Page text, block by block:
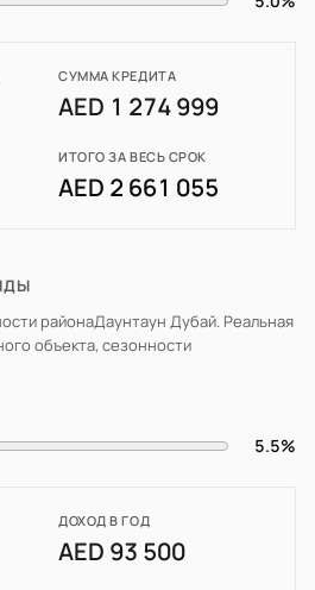
СУММА КРЕДИТА
AED 1 274 999
ИТОГО ЗА ВЕСЬ СРОК
AED 2 661 055
районаДаунтаун Дубай. Реальная
объекта, сезонности
5.5%
ДОХОД В ГОД
AED 93 500